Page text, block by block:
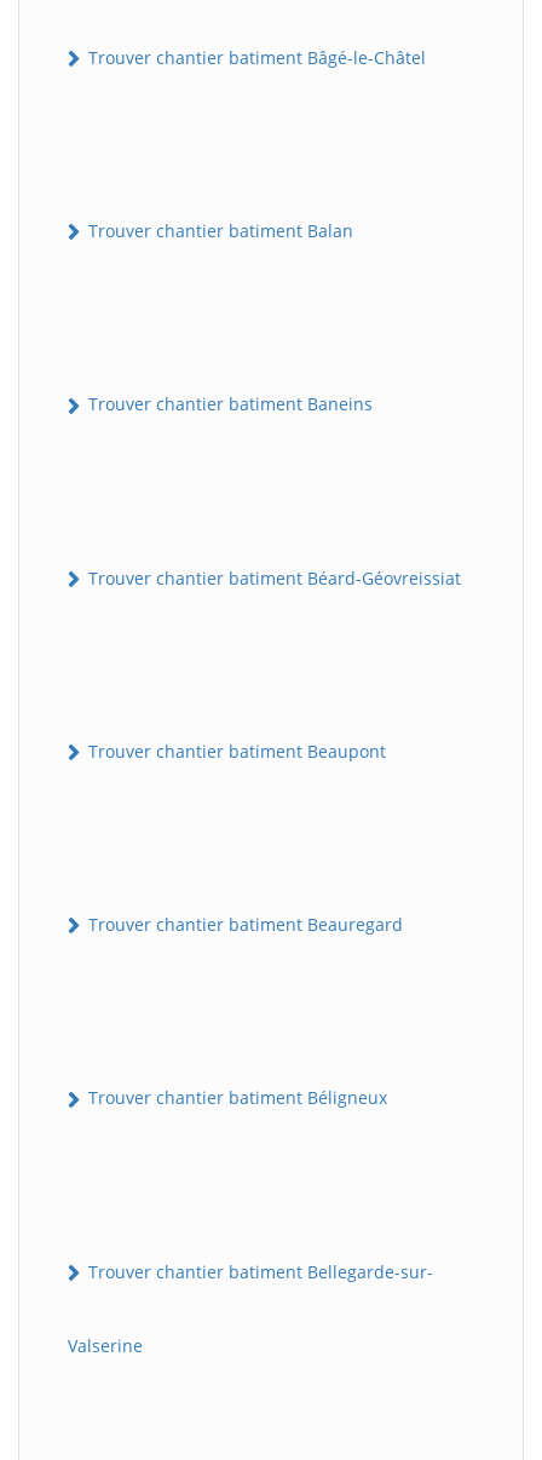
Trouver chantier batiment Bâgé-le-Châtel
Trouver chantier batiment Balan
Trouver chantier batiment Baneins
Trouver chantier batiment Béard-Géovreissiat
Trouver chantier batiment Beaupont
Trouver chantier batiment Beauregard
Trouver chantier batiment Béligneux
Trouver chantier batiment Bellegarde-sur-
Valserine